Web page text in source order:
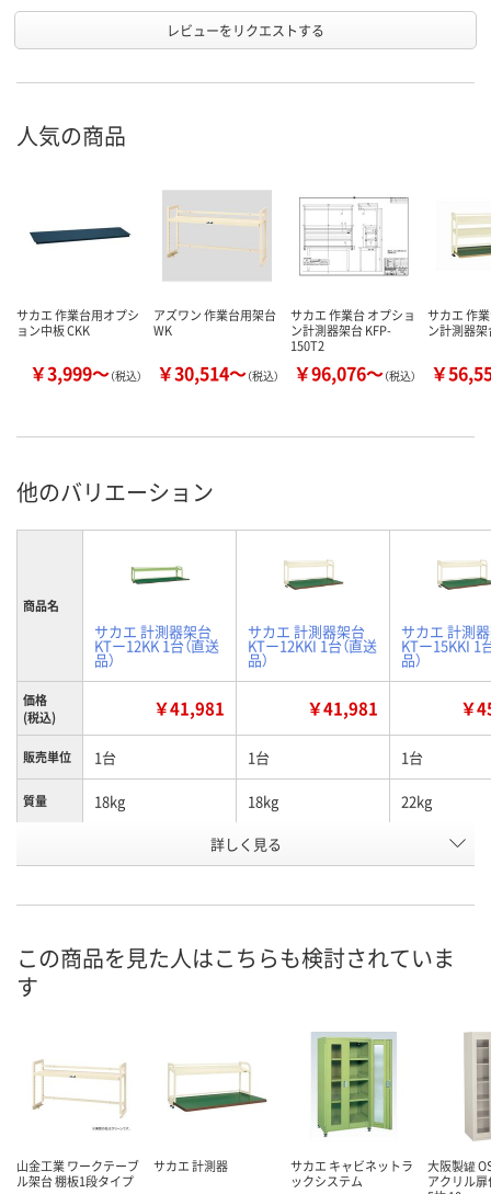
レビューをリクエストする
人気の商品
サカエ 作業台用オプシ
ョン中板 CKK
￥3,999～（税込）
アズワン 作業台用架台
WK
￥30,514～（税込）
サカエ 作業台 オプショ
ン計測器架台 KFP-
150T2
￥96,076～（税込）
サカエ 作
ン計測器架
￥
他のバリエーション
商品名
サカエ 計測器架台
KTー12KK 1台（直送
品）
サカエ 計測器架台
KTー12KKI 1台（直送
品）
サカエ 計測
KTー15KKI 1
品）
価格
(税込)
￥41,981 ￥41,981 ￥
販売単位 1台 1台 1台
質量 18kg 18kg 22kg
W1200×D350×H60
0mm
W1200×D350×H60
0mm
0mm
カラー サカエグリーン アイボリー アイボリー
お申込番
号
K636261 K635830 K635832
8月25日（火）まで 8月25日（火）
数量
カゴへ
数量
カゴへ カ
詳しく見る
この商品を見た人はこちらも検討されていま
す
山金工業 ワークテーブ
ル架台 棚板1段タイプ
サカエ 計測器
サカエ キャビネットラ
ックシステム
大阪製罐
アクリル